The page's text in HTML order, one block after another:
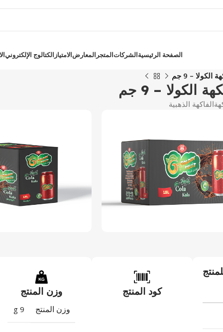
الصفحة الرئيسيةالشركاتالمتجر المعارضالامتياز الكتالوج الإلكتروني
– 9 جم
– 9 جم
الفاكهة الذهبية
كود المنتج
وزن المنتج
وزن المنتج 9 g